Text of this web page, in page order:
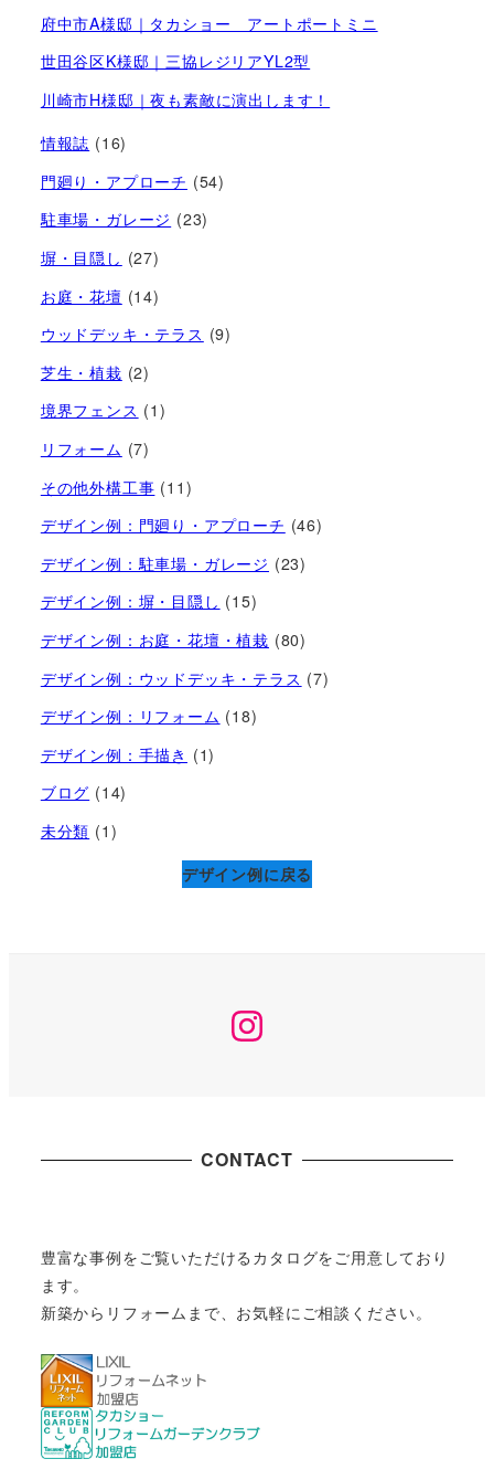
府中市A様邸｜タカショー アートポートミニ
世田谷区K様邸｜三協レジリアYL2型
川崎市H様邸｜夜も素敵に演出します！
情報誌 (16)
門廻り・アプローチ (54)
駐車場・ガレージ (23)
塀・目隠し (27)
お庭・花壇 (14)
ウッドデッキ・テラス (9)
芝生・植栽 (2)
境界フェンス (1)
リフォーム (7)
その他外構工事 (11)
デザイン例：門廻り・アプローチ (46)
デザイン例：駐車場・ガレージ (23)
デザイン例：塀・目隠し (15)
デザイン例：お庭・花壇・植栽 (80)
デザイン例：ウッドデッキ・テラス (7)
デザイン例：リフォーム (18)
デザイン例：手描き (1)
ブログ (14)
未分類 (1)
デザイン例に戻る
Instagram
CONTACT
豊富な事例をご覧いただけるカタログをご用意しており
ます。
新築からリフォームまで、お気軽にご相談ください。